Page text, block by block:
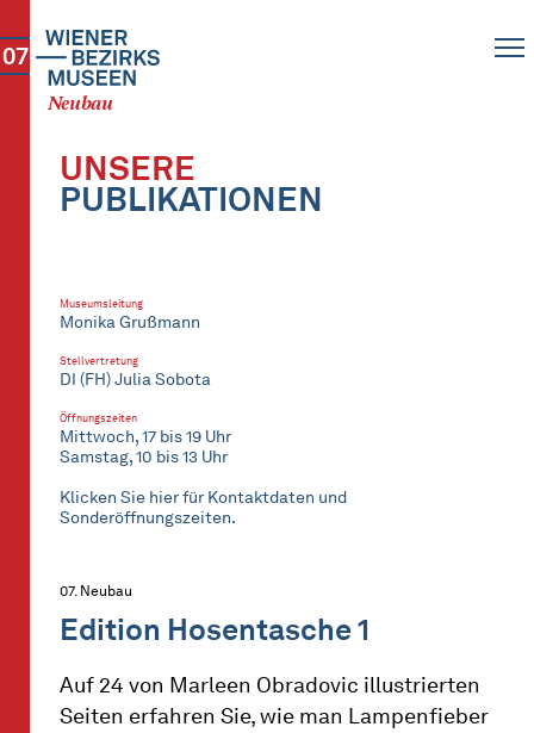
Neubau
07
UNSERE
PUBLIKATIONEN
Museumsleitung
Monika Grußmann
Stellvertretung
DI (FH) Julia Sobota
Öffnungszeiten
Mittwoch, 17 bis 19 Uhr
Samstag, 10 bis 13 Uhr
Klicken Sie hier für Kontaktdaten und
Sonderöffnungszeiten.
07. Neubau
Edition Hosentasche 1
Auf 24 von Marleen Obradovic illustrierten
Seiten erfahren Sie, wie man Lampenfieber